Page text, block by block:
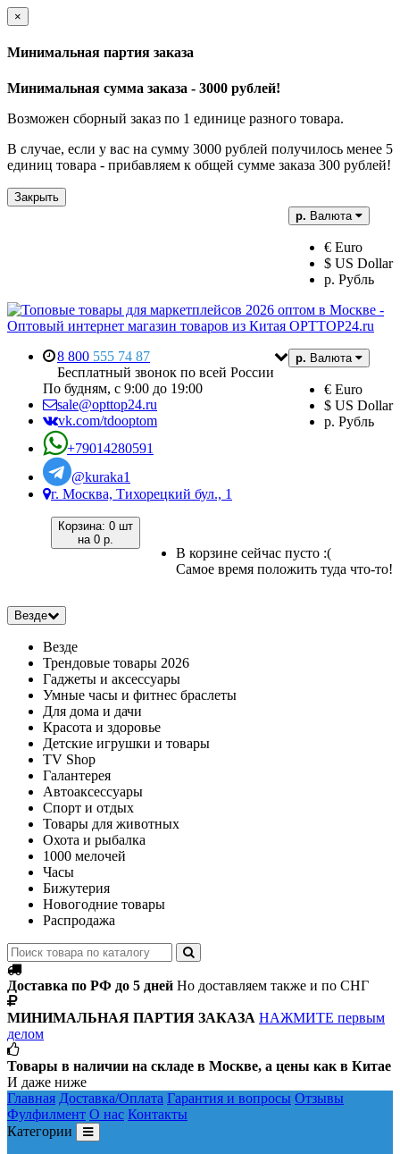
×
Минимальная партия заказа
Минимальная сумма заказа - 3000 рублей!
Возможен сборный заказ по 1 единице разного товара.
В случае, если у вас на сумму 3000 рублей получилось менее 5
единиц товара - прибавляем к общей сумме заказа 300 рублей!
Закрыть
р. Валюта
€ Euro
$ US Dollar
р. Рубль
р. Валюта
€ Euro
$ US Dollar
р. Рубль
8 800 555 74 87
Бесплатный звонок по всей России
По будням, с 9:00 до 19:00
sale@opttop24.ru
vk.com/tdooptom
+79014280591
@kuraka1
г. Москва, Тихорецкий бул., 1
Корзина: 0 шт
на 0 р.
В корзине сейчас пусто :(
Самое время положить туда что-то!
Везде
Везде
Трендовые товары 2026
Гаджеты и аксессуары
Умные часы и фитнес браслеты
Для дома и дачи
Красота и здоровье
Детские игрушки и товары
TV Shop
Галантерея
Автоаксессуары
Спорт и отдых
Товары для животных
Охота и рыбалка
1000 мелочей
Часы
Бижутерия
Новогодние товары
Распродажа
Доставка по РФ до 5 дней Но доставляем также и по СНГ
МИНИМАЛЬНАЯ ПАРТИЯ ЗАКАЗА НАЖМИТЕ первым
делом
Товары в наличии на складе в Москве, а цены как в Китае
И даже ниже
Главная Доставка/Оплата Гарантия и вопросы Отзывы
Фулфилмент О нас Контакты
Категории